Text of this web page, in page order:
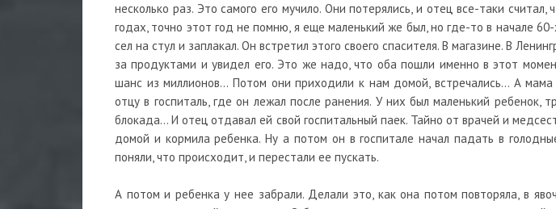
несколько раз. Это самого его мучило. Они потерялись, и отец все-таки
годах, точно этот год не помню, я еще маленький же был, но где-то в начале
сел на стул и заплакал. Он встретил этого своего спасителя. В магазине. В
за продуктами и увидел его. Это же надо, что оба пошли именно в этот
шанс из миллионов… Потом они приходили к нам домой, встречались… А мама
отцу в госпиталь, где он лежал после ранения. У них был маленький ребенок,
блокада… И отец отдавал ей свой госпитальный паек. Тайно от врачей и
домой и кормила ребенка. Ну а потом он в госпитале начал падать в
поняли, что происходит, и перестали ее пускать.
А потом и ребенка у нее забрали. Делали это, как она потом повторяла, в